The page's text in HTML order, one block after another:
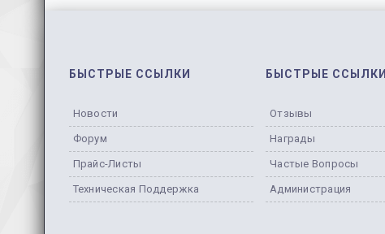
БЫСТРЫЕ ССЫЛКИ
Новости
Форум
Прайс-Листы
Техническая Поддержка
БЫСТРЫЕ ССЫЛКИ
Отзывы
Награды
Частые Вопросы
Администрация